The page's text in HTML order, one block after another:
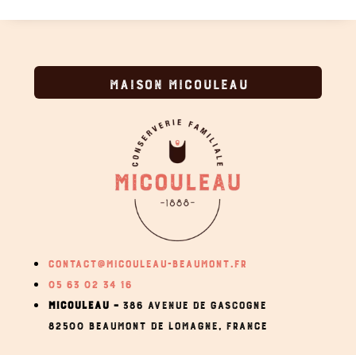
MAISON MICOULEAU
CONTACT@MICOULEAU-BEAUMONT.FR
05 63 02 34 16
MICOULEAU – 386 AVENUE DE GASCOGNE
82500 BEAUMONT DE LOMAGNE, FRANCE